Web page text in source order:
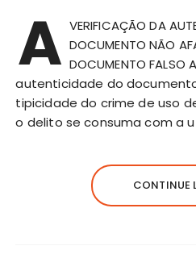
A VERIFICAÇÃO DA
DOCUMENTO NÃO
DOCUMENTO
autenticidade do
tipicidade do crime de uso
o delito se consuma com a
CONTINUE